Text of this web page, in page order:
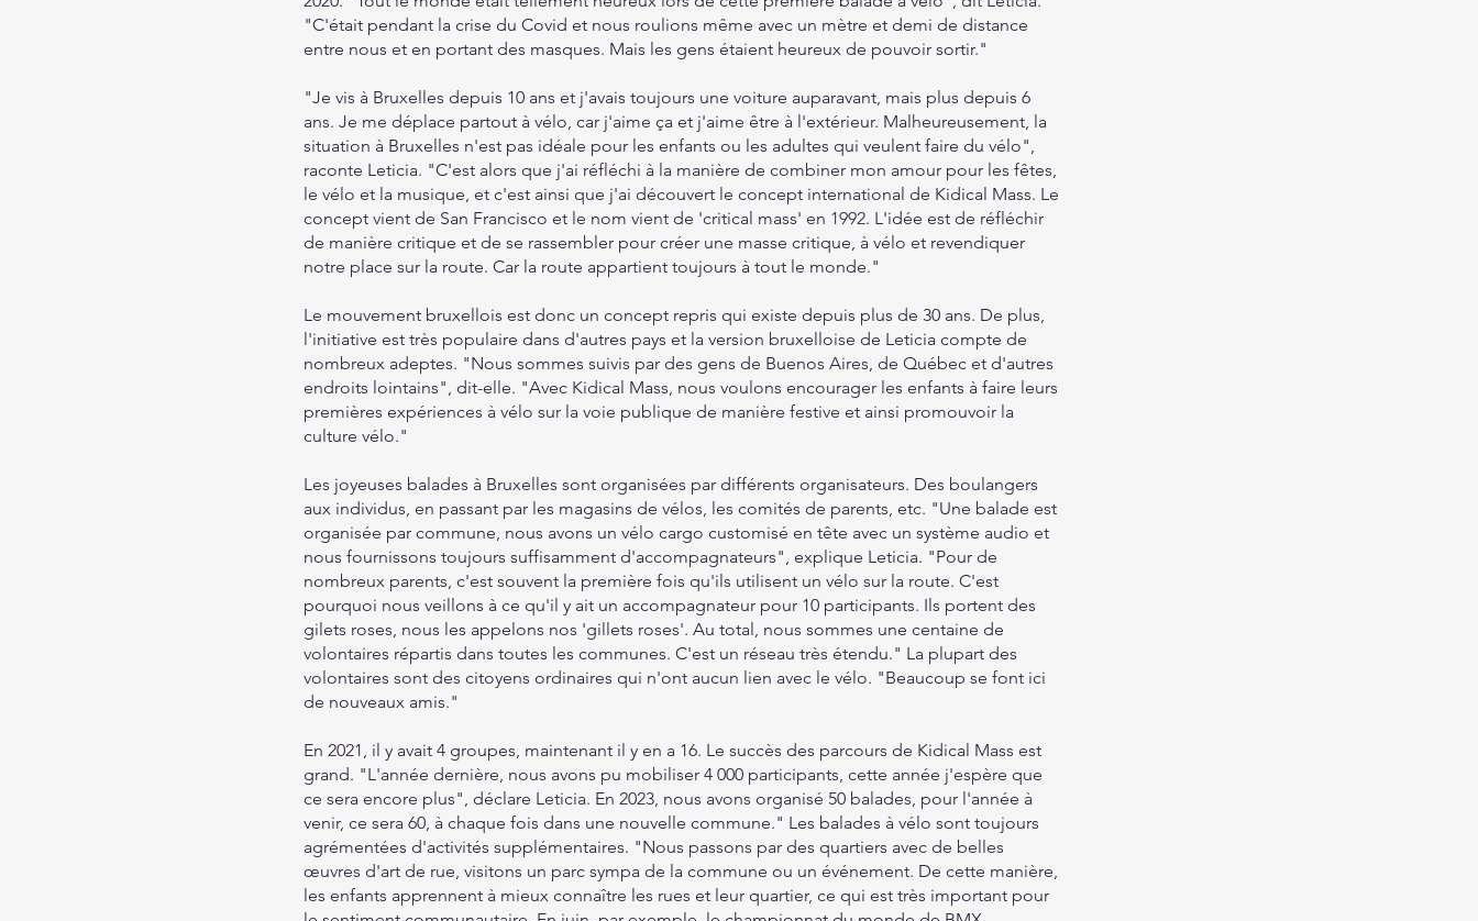
"C'était pendant la crise du Covid et nous roulions même avec un mètre et demi de distance
entre nous et en portant des masques. Mais les gens étaient heureux de pouvoir sortir."
"Je vis à Bruxelles depuis 10 ans et j'avais toujours une voiture auparavant, mais plus depuis 6
ans. Je me déplace partout à vélo, car j'aime ça et j'aime être à l'extérieur. Malheureusement, la
situation à Bruxelles n'est pas idéale pour les enfants ou les adultes qui veulent faire du vélo",
raconte Leticia. "C'est alors que j'ai réfléchi à la manière de combiner mon amour pour les fêtes,
le vélo et la musique, et c'est ainsi que j'ai découvert le concept international de Kidical Mass. Le
concept vient de San Francisco et le nom vient de 'critical mass' en 1992. L'idée est de réfléchir
de manière critique et de se rassembler pour créer une masse critique, à vélo et revendiquer
notre place sur la route. Car la route appartient toujours à tout le monde."
Le mouvement bruxellois est donc un concept repris qui existe depuis plus de 30 ans. De plus,
l'initiative est très populaire dans d'autres pays et la version bruxelloise de Leticia compte de
nombreux adeptes. "Nous sommes suivis par des gens de Buenos Aires, de Québec et d'autres
endroits lointains", dit-elle. "Avec Kidical Mass, nous voulons encourager les enfants à faire leurs
premières expériences à vélo sur la voie publique de manière festive et ainsi promouvoir la
culture vélo."
Les joyeuses balades à Bruxelles sont organisées par différents organisateurs. Des boulangers
aux individus, en passant par les magasins de vélos, les comités de parents, etc. "Une balade est
organisée par commune, nous avons un vélo cargo customisé en tête avec un système audio et
nous fournissons toujours suffisamment d'accompagnateurs", explique Leticia. "Pour de
nombreux parents, c'est souvent la première fois qu'ils utilisent un vélo sur la route. C'est
pourquoi nous veillons à ce qu'il y ait un accompagnateur pour 10 participants. Ils portent des
gilets roses, nous les appelons nos 'gillets roses'. Au total, nous sommes une centaine de
volontaires répartis dans toutes les communes. C'est un réseau très étendu." La plupart des
volontaires sont des citoyens ordinaires qui n'ont aucun lien avec le vélo. "Beaucoup se font ici
de nouveaux amis."
En 2021, il y avait 4 groupes, maintenant il y en a 16. Le succès des parcours de Kidical Mass est
grand. "L'année dernière, nous avons pu mobiliser 4 000 participants, cette année j'espère que
ce sera encore plus", déclare Leticia. En 2023, nous avons organisé 50 balades, pour l'année à
venir, ce sera 60, à chaque fois dans une nouvelle commune." Les balades à vélo sont toujours
agrémentées d'activités supplémentaires. "Nous passons par des quartiers avec de belles
œuvres d'art de rue, visitons un parc sympa de la commune ou un événement. De cette manière,
les enfants apprennent à mieux connaître les rues et leur quartier, ce qui est très important pour